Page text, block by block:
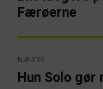
artikel:
Færøerne
NÆSTE
Næste
Hun Solo gør